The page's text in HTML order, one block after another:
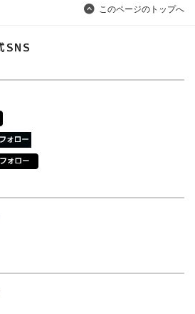
このページのトップへ